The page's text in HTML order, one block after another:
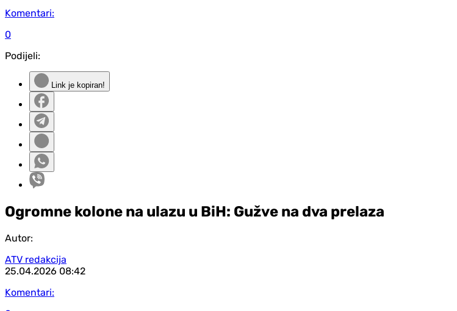
Komentari:
0
Podijeli:
Link je kopiran!
Ogromne kolone na ulazu u BiH: Gužve na dva prelaza
Autor:
ATV redakcija
25.04.2026 08:42
Komentari: